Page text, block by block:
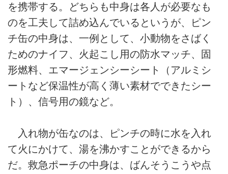
を携帯する。どちらも中身は各人が必要なも
のを工夫して詰め込んでいるというが、ピン
チ缶の中身は、一例として、小動物をさばく
ためのナイフ、火起こし用の防水マッチ、固
形燃料、エマージェンシーシート（アルミシ
ートなど保温性が高く薄い素材でできたシー
ト）、信号用の鏡など。
入れ物が缶なのは、ピンチの時に水を入れ
て火にかけて、湯を沸かすことができるから
だ。救急ポーチの中身は、ばんそうこうや点